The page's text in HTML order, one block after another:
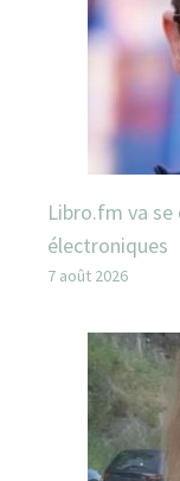
Libro.fm va se
électroniques
7 août 2026